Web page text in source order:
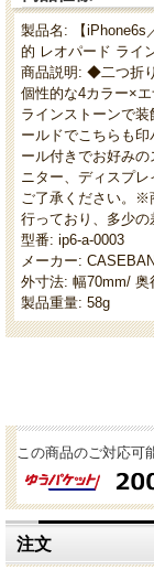
製品名: 【iPhone6s
的 レオパード ライ
商品説明: ◆二つ折
個性的な4カラー×
ラインストーンで
ールドでこちらも
ール付きでお好み
ニター、ディスプレ
ご了承ください。※
行っており、多少の
型番: ip6-a-0003
メーカー:
外寸法: 幅70mm/
製品重量: 58g
この商品のご対応可
注文